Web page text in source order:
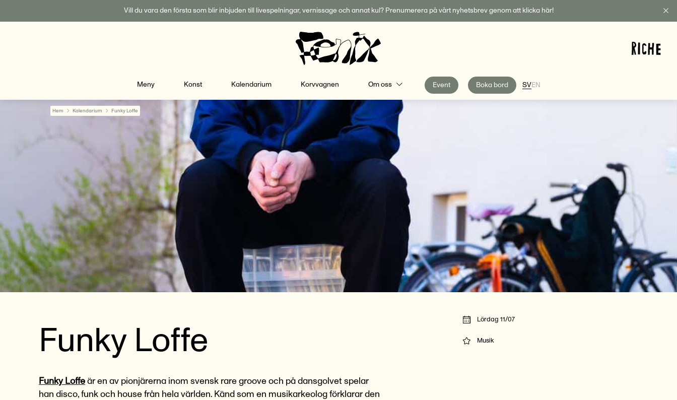
Vill du vara den första som blir inbjuden till livespelningar, vernissage och annat kul? Prenumerera på vårt nyhetsbrev genom att klicka här!
Meny Konst Kalendarium Korvvagnen Om oss Event Boka bord SVEN
Hem Kalendarium Funky Loffe
Funky Loffe
Funky Loffe är en av pionjärerna inom svensk rare groove och på dansgolvet spelar
han disco, funk och house från hela världen. Känd som en musikarkeolog förklarar den
Lördag 11/07
Musik